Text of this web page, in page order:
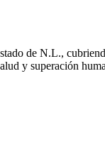
de N.L.,
y superación